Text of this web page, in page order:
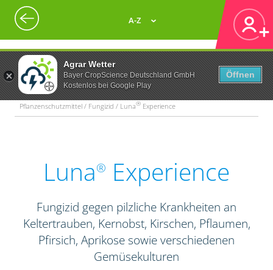
Agrar Wetter
Bayer CropScience Deutschland GmbH
Kostenlos bei Google Play
Öffnen
A-Z
Pflanzenschutzmittel / Fungizid / Luna® Experience
Luna® Experience
Fungizid gegen pilzliche Krankheiten an
Keltertrauben, Kernobst, Kirschen, Pflaumen,
Pfirsich, Aprikose sowie verschiedenen
Gemüsekulturen